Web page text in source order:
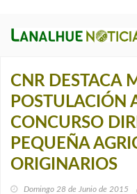
CNR DESTACA
POSTULACIÓN
CONCURSO
PEQUEÑA
ORIGINARIOS
Domingo 28 de Junio de 2015